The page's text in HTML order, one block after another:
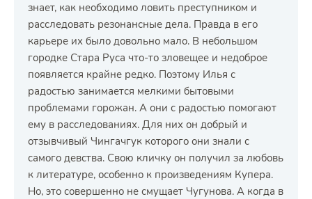
знает, как необходимо ловить преступником и
расследовать резонансные дела. Правда в его
карьере их было довольно мало. В небольшом
городке Стара Руса что-то зловещее и недоброе
появляется крайне редко. Поэтому Илья с
радостью занимается мелкими бытовыми
проблемами горожан. А они с радостью помогают
ему в расследованиях. Для них он добрый и
отзывчивый Чингачгук которого они знали с
самого девства. Свою кличку он получил за любовь
к литературе, особенно к произведениям Купера.
Но, это совершенно не смущает Чугунова. А когда в